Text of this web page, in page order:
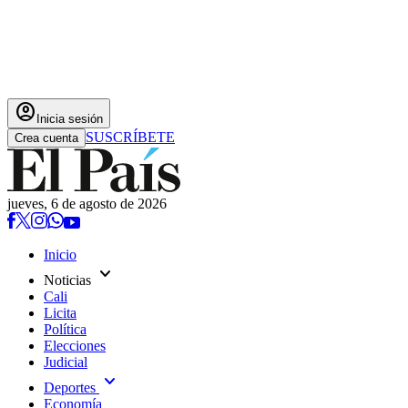
account_circle Inicia sesión
Crea cuenta SUSCRÍBETE
jueves, 6 de agosto de 2026
Inicio
Noticias expand_more
Cali
Licita
Política
Elecciones
Judicial
Deportes expand_more
Economía